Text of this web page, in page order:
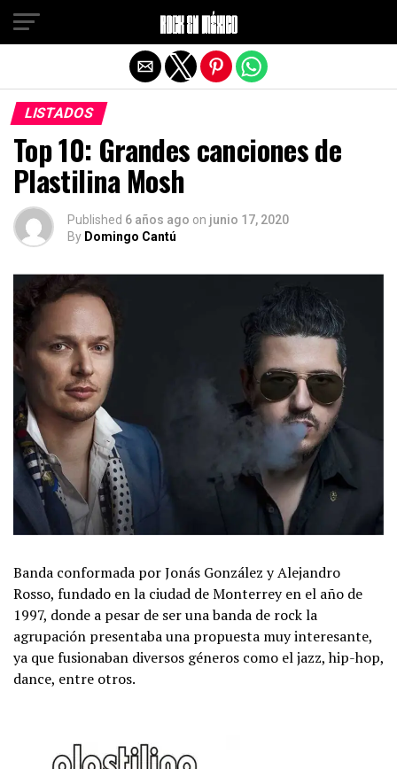
LISTADOS
Top 10: Grandes canciones de
Plastilina Mosh
Published 6 años ago on junio 17, 2020
By Domingo Cantú
Banda conformada por Jonás González y Alejandro
Rosso, fundado en la ciudad de Monterrey en el año de
1997, donde a pesar de ser una banda de rock la
agrupación presentaba una propuesta muy interesante,
ya que fusionaban diversos géneros como el jazz, hip-hop,
dance, entre otros.
Salir de la versión móvil